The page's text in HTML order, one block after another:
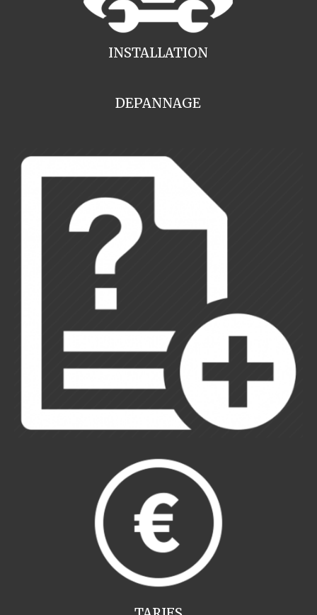
INSTALLATION
DEPANNAGE